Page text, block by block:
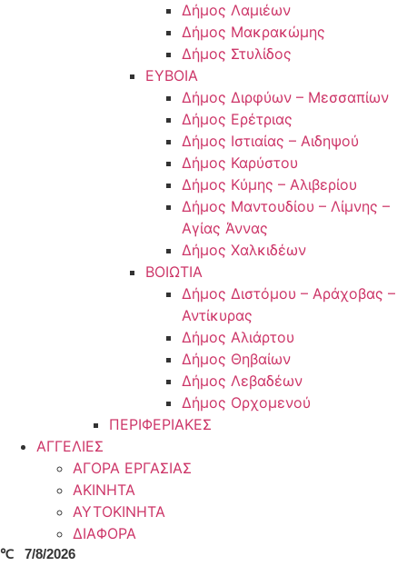
Δήμος Λαμιέων
Δήμος Μακρακώμης
Δήμος Στυλίδος
ΕΥΒΟΙΑ
Δήμος Διρφύων – Μεσσαπίων
Δήμος Ερέτριας
Δήμος Ιστιαίας – Αιδηψού
Δήμος Καρύστου
Δήμος Κύμης – Αλιβερίου
Δήμος Μαντουδίου – Λίμνης –
Αγίας Άννας
Δήμος Χαλκιδέων
ΒΟΙΩΤΙΑ
Δήμος Διστόμου – Αράχοβας –
Αντίκυρας
Δήμος Αλιάρτου
Δήμος Θηβαίων
Δήμος Λεβαδέων
Δήμος Ορχομενού
ΠΕΡΙΦΕΡΙΑΚΕΣ
ΑΓΓΕΛΙΕΣ
ΑΓΟΡΑ ΕΡΓΑΣΙΑΣ
ΑΚΙΝΗΤΑ
ΑΥΤΟΚΙΝΗΤΑ
ΔΙΑΦΟΡΑ
℃ 7/8/2026